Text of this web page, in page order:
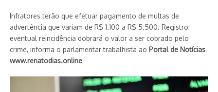
Infratores terão que efetuar pagamento de multas de
advertência que variam de R$ 1.100 a R$ 5.500. Registro:
eventual reincidência dobrará o valor a ser cobrado pelo
crime, informa o parlamentar trabalhista ao Portal de Notícias
www.renatodias.online